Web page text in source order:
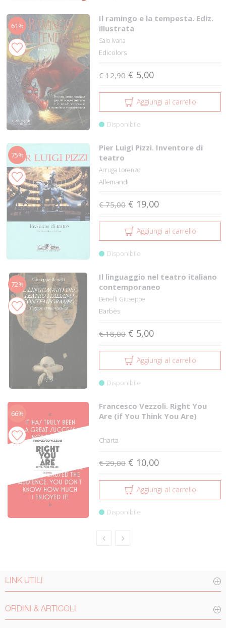
61%
Il ramingo e la tempesta. Ediz.
illustrata
Saio Ivana
Edicolors
€ 12,90 € 5,00
Aggiungi al carrello
Disponibile
75%
Pier Luigi Pizzi. Inventore di
teatro
Arruga Lorenzo
Allemandi
€ 75,00 € 19,00
Aggiungi al carrello
Disponibile
72%
Il linguaggio nel teatro italiano
contemporaneo
Benelli Giuseppe
Barbès
€ 18,00 € 5,00
Aggiungi al carrello
Disponibile
66%
Francesco Vezzoli. Right You
Are (if You Think You Are)
Charta
€ 29,00 € 10,00
Aggiungi al carrello
Disponibile
LINK UTILI
ORDINI & ARTICOLI